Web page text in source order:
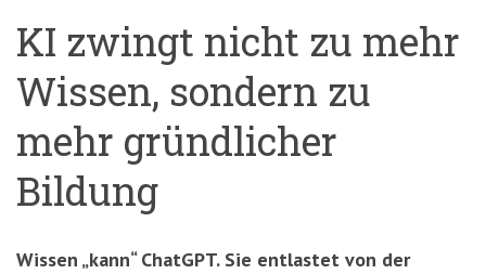
KI zwingt nicht zu mehr
Wissen, sondern zu
mehr gründlicher
Bildung
Wissen „kann“ ChatGPT. Sie entlastet von der